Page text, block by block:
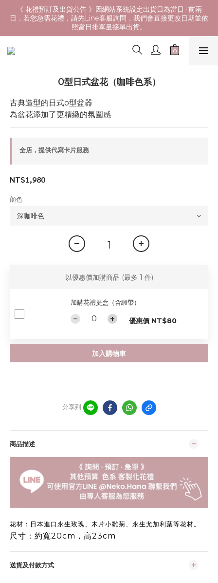
《 花禮預訂及出貨公告 》因網站系統設定出貨日為當日+前兩
日，若您急需花禮，請先Line客服詢問，我們會直接更改日期並依
照當日排單量接單出貨。
O型日式盆花（咖啡色系）
古典造型的日式o型盆器
為盆花添加了更精緻的氛圍感
全店，提供代寫卡片服務
NT$1,980
顏色
以優惠價加購商品 (最多 1 件)
加購花禮提盒（含緞帶）
優惠價 NT$80
加入購物車
分享到
商品描述
花材：日本進口永生玫瑰、木片小雛菊、永生尤加利葉等花材。
尺寸：約寬20cm，高23cm
送貨及付款方式